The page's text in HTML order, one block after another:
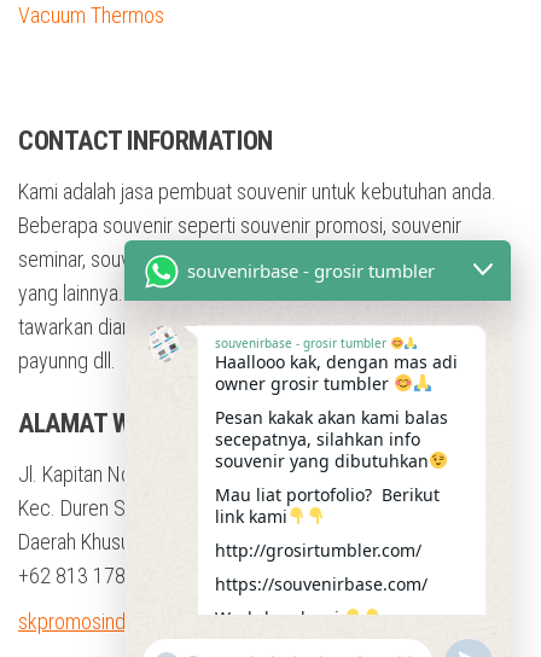
Vacuum Thermos
CONTACT INFORMATION
Kami adalah jasa pembuat souvenir untuk kebutuhan anda.
Beberapa souvenir seperti souvenir promosi, souvenir
seminar, souvenir training, souvenir pesta, dan masih banyak
yang lainnya. Dengan berbagai bentuk souvenir yang kami
tawarkan diantaranya adalah tumbler, mug, flashdisk, Kaos,
payunng dll.
ALAMAT WORKSHOP
Jl. Kapitan No.23b, RT.9/RW.4, Klender
Kec. Duren Sawit, Kota Jakarta Timur,
Daerah Khusus Ibukota Jakarta 13470
+62 813 1784 4012
skpromosindo@gmail.com
souvenirbase - grosir tumbler
souvenirbase - grosir tumbler
Haallooo kak, dengan mas adi
owner grosir tumbler
Pesan kakak akan kami balas
secepatnya, silahkan info
souvenir yang dibutuhkan
Mau liat portofolio? Berikut
link kami
http://grosirtumbler.com/
https://souvenirbase.com/
Workshop kami
https://maps.app.goo.gl/kRkgZ